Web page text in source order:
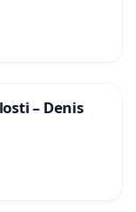
– Denis